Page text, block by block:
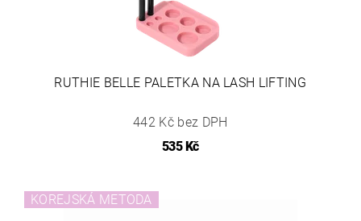
RUTHIE BELLE PALETKA NA LASH LIFTING
442 Kč bez DPH
535 Kč
KOREJSKÁ METODA